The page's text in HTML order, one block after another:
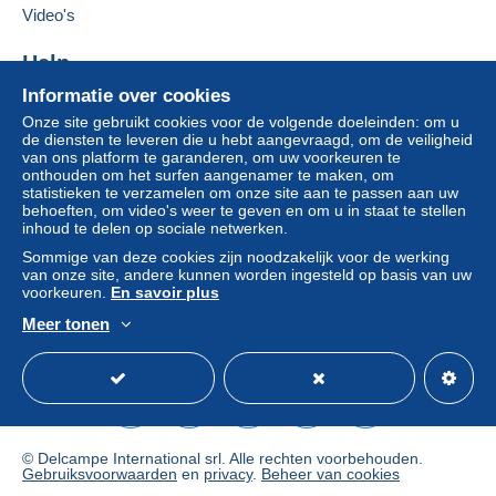
beschikking stelt in de pagina "Mijn aankopen: Betalen".
Een betaling die niet is verricht met
overboeking naar uw saldo, wordt door de verkoper
terugbetaald aan de koper. Een onbetaalde aankoop kan
gevolgen hebben voor de rekening van de koper.
Als de verkoopvoorwaarden van de verkoper clausules
bevatten met betrekking tot de betaling, moeten deze
van de website van Delcampe, zoals gedefinieerd in de
gebruiksvoorwaarden, zijn de enige die van toepassing
zijn.
Aankopen moeten worden betaald binnen14 dagen
na
ontvangst van de eindafrekening van de verkoper.
Informatie over cookies
Onze site gebruikt cookies voor de volgende doeleinden: om u
de diensten te leveren die u hebt aangevraagd, om de veiligheid
van ons platform te garanderen, om uw voorkeuren te
onthouden om het surfen aangenamer te maken, om
statistieken te verzamelen om onze site aan te passen aan uw
behoeften, om video's weer te geven en om u in staat te stellen
inhoud te delen op sociale netwerken.
Sommige van deze cookies zijn noodzakelijk voor de werking
van onze site, andere kunnen worden ingesteld op basis van uw
voorkeuren. En savoir plus
Meer tonen
Video's
Help
Hulpcentrum
Kopen op Delcampe
Verkopen op Delcampe
Een beveiligde website
© Delcampe International srl. Alle rechten voorbehouden.
Gebruiksvoorwaarden en privacy. Beheer van cookies